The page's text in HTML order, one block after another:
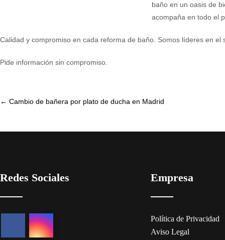
baño en un oasis de
acompaña en todo el
Calidad y compromiso en cada reforma de baño. Somos líderes en el
Pide información sin compromiso.
Post
← Cambio de bañera por plato de ducha en Madrid
Redes Sociales Empresa
Política de Privacidad
Aviso Legal